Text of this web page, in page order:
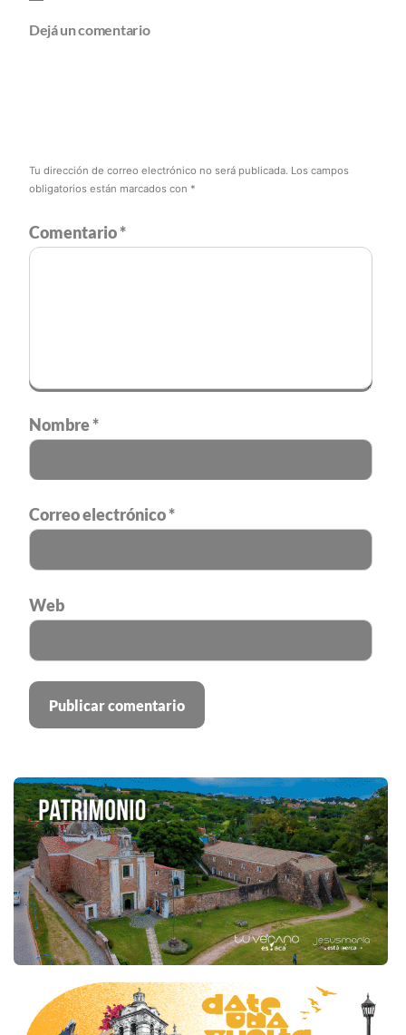
Dejá un comentario
Tu dirección de correo electrónico no será publicada. Los campos
obligatorios están marcados con *
Comentario*
Nombre*
Correo electrónico*
Web